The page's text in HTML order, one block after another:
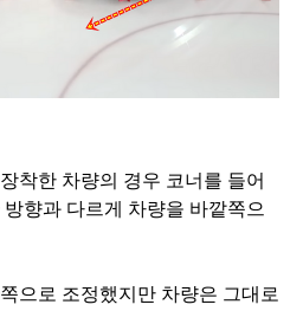
착한 차량의 경우 코너를 들어
향과 다르게 차량을 바깥쪽으
으로 조정했지만 차량은 그대로